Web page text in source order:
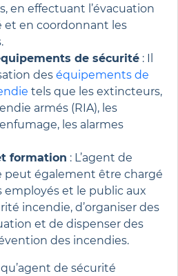
en effectuant l’évacuation
en coordonnant les
de sécurité : Il
des équipements de
tels que les extincteurs,
armés (RIA), les
les alarmes
formation : L’agent de
peut également être chargé
employés et le public aux
incendie, d’organiser des
et de dispenser des
des incendies.
de sécurité